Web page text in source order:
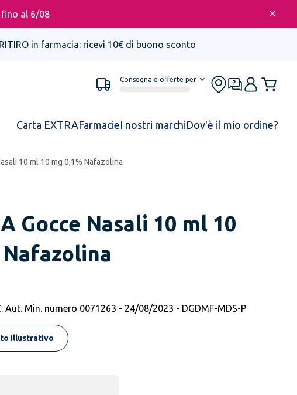
al 6/08
RITIRO in farmacia: ricevi 10€ di buono sconto
Consegna e offerte per
Carta EXTRAFarmacieI nostri marchiDov'è il mio ordine?
10 ml 10 mg 0,1% Nafazolina
Gocce Nasali 10 ml 10
Nafazolina
Aut. Min. numero 0071263 - 24/08/2023 - DGDMF-MDS-P
illustrativo